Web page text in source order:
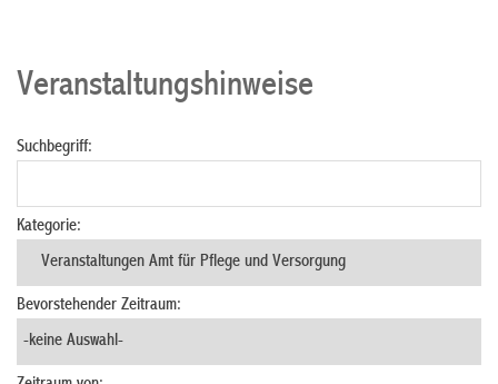
Veranstaltungshinweise
Suchbegriff:
Kategorie:
Bevorstehender Zeitraum: